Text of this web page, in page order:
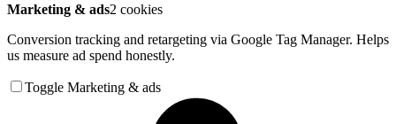
Marketing & ads2 cookies
Conversion tracking and retargeting via Google Tag Manager. Helps
us measure ad spend honestly.
Toggle Marketing & ads